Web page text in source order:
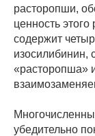
расторопши,
ценность
содержит
изосилибинин,
«расторопша»
убедительно